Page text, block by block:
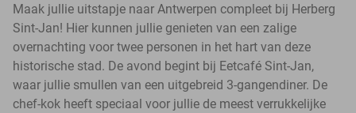
Maak jullie uitstapje naar Antwerpen compleet bij Herberg
Sint-Jan! Hier kunnen jullie genieten van een zalige
overnachting voor twee personen in het hart van deze
historische stad. De avond begint bij Eetcafé Sint-Jan,
waar jullie smullen van een uitgebreid 3-gangendiner. De
chef-kok heeft speciaal voor jullie de meest verrukkelijke